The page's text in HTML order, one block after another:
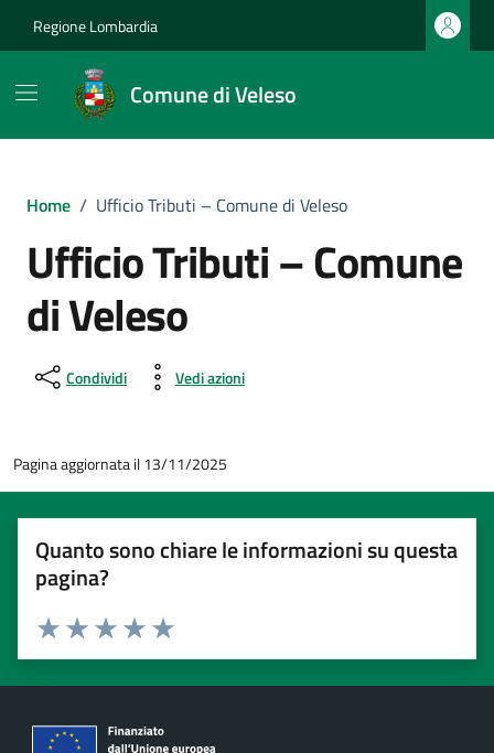
Regione Lombardia
Comune di Veleso
Home / Ufficio Tributi – Comune di Veleso
Ufficio Tributi – Comune
di Veleso
Condividi Vedi azioni
Pagina aggiornata il 13/11/2025
Quanto sono chiare le informazioni su questa
pagina?
Valuta 5 stelle su 5
Valuta 4 stelle su 5
Valuta 3 stelle su 5
Valuta 2 stelle su 5
Valuta 1 stelle su 5